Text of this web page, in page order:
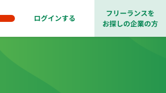
ログインする
フリーランスを
お探しの企業の方